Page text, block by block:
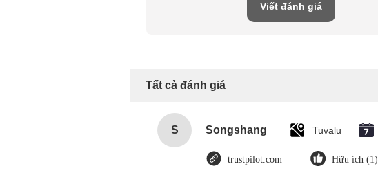
Viết đánh giá
Tất cả đánh giá
S Songshang Tuvalu
trustpilot.com Hữu ích (1)